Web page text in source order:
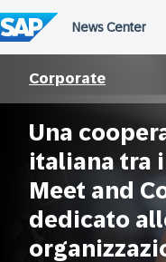
al
contenuto
Corporate
Una
italiana tra
Meet and
dedicato